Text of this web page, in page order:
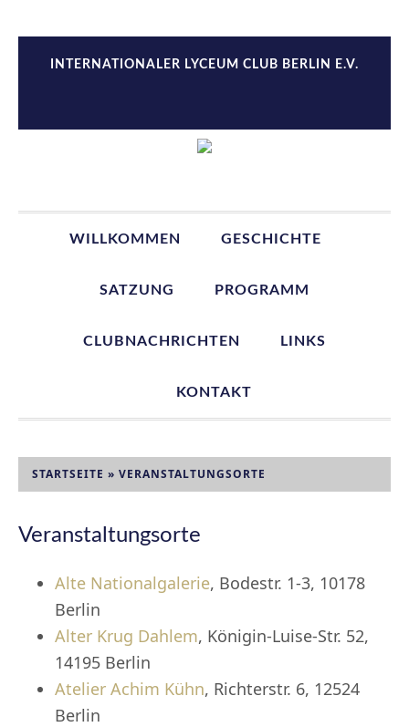
Hauptnavigation
springen
Inhalt
springen
Seitenspalte
springen
Fußzeile
springenINTERNATIONALER LYCEUM CLUB BERLIN E.V.
WILLKOMMEN GESCHICHTE
SATZUNG PROGRAMM
CLUBNACHRICHTEN LINKS
KONTAKT
STARTSEITE » VERANSTALTUNGSORTE
Veranstaltungsorte
Alte Nationalgalerie, Bodestr. 1-3, 10178
Berlin
Alter Krug Dahlem, Königin-Luise-Str. 52,
14195 Berlin
Atelier Achim Kühn, Richterstr. 6, 12524
Berlin